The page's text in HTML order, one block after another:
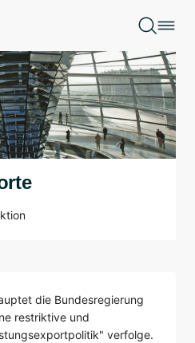
die Bundesregierung
restriktive und
verfolge.